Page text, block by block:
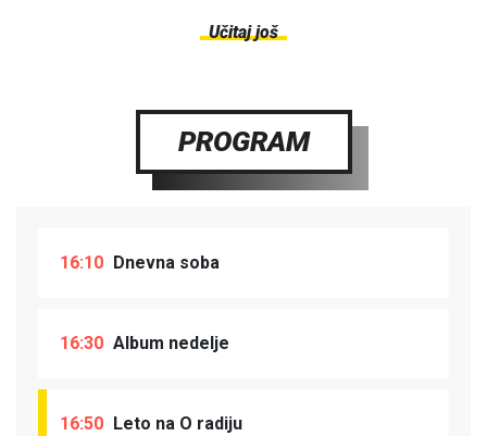
Učitaj još
PROGRAM
16:10 Dnevna soba
16:30 Album nedelje
16:50 Leto na O radiju